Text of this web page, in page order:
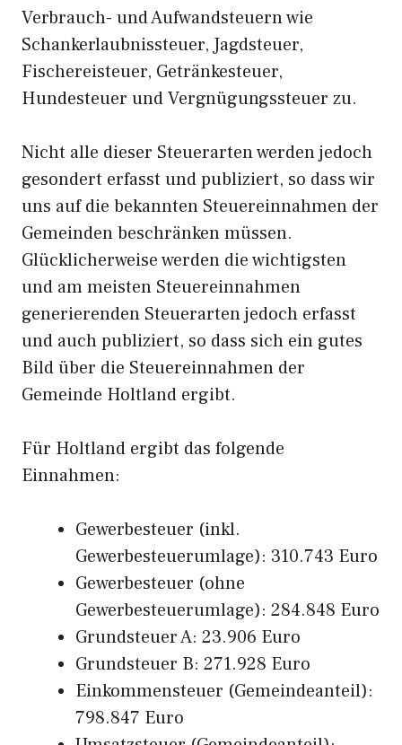
Verbrauch- und Aufwandsteuern wie
Schankerlaubnissteuer, Jagdsteuer,
Fischereisteuer, Getränkesteuer,
Hundesteuer und Vergnügungssteuer zu.
Nicht alle dieser Steuerarten werden jedoch
gesondert erfasst und publiziert, so dass wir
uns auf die bekannten Steuereinnahmen der
Gemeinden beschränken müssen.
Glücklicherweise werden die wichtigsten
und am meisten Steuereinnahmen
generierenden Steuerarten jedoch erfasst
und auch publiziert, so dass sich ein gutes
Bild über die Steuereinnahmen der
Gemeinde Holtland ergibt.
Für Holtland ergibt das folgende
Einnahmen:
Gewerbesteuer (inkl.
Gewerbesteuerumlage): 310.743 Euro
Gewerbesteuer (ohne
Gewerbesteuerumlage): 284.848 Euro
Grundsteuer A: 23.906 Euro
Grundsteuer B: 271.928 Euro
Einkommensteuer (Gemeindeanteil):
798.847 Euro